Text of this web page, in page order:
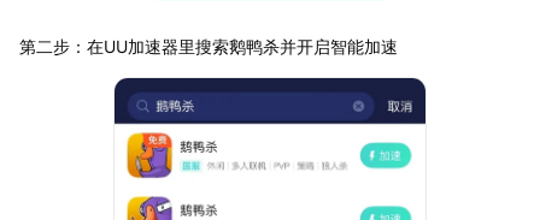
第二步：在UU加速器里搜索鹅鸭杀并开启智能加速